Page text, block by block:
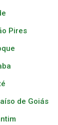
Pires
de Goiás